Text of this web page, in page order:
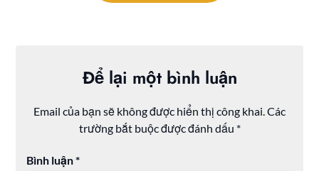
Để lại một bình luận
Email của bạn sẽ không được hiển thị công khai. Các
trường bắt buộc được đánh dấu *
Bình luận*